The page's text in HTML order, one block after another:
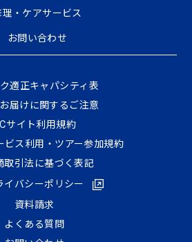
理・ケアサービス
お問い合わせ
適正キャパシティ表
届けに関するご注意
サイト利⽤規約
ビス利用・ツアー参加規約
取引法に基づく表記
イバシーポリシー
資料請求
よくある質問